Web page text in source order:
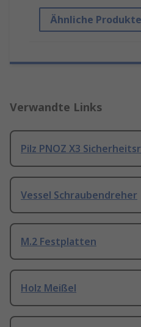
Ähnliche
Verwandte Links
Pilz PNOZ X3
Vessel Schraubendreher
M.2 Festplatten
Holz Meißel